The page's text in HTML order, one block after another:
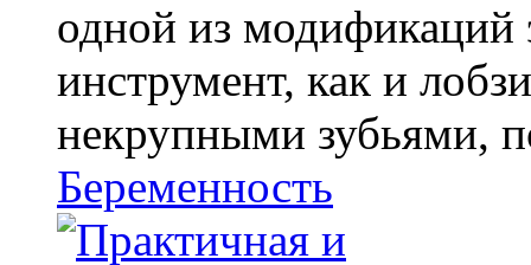
одной из модификаций
инструмент, как и
некрупными зубьями,
Беременность